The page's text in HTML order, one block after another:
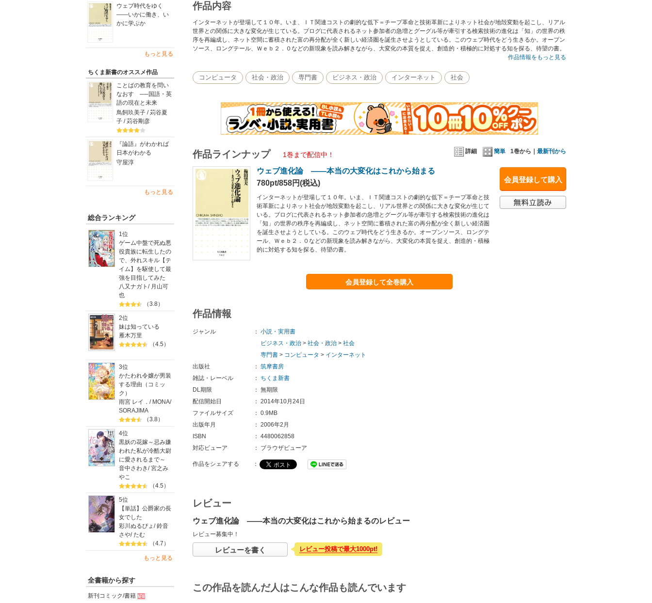
ウェブ時代をゆく
――いかに働き、い
かに学ぶか
もっと見る
ちくま新書のオススメ作品
ことばの教育を問い
なおす ──国語・英
語の現在と未来
鳥飼玖美子 / 苅谷夏
子 / 苅谷剛彦
『論語』がわかれば
日本がわかる
守屋淳
もっと見る
総合ランキング
1位
ゲーム中盤で死ぬ悪
役貴族に転生したの
で、外れスキル【テ
イム】を駆使して最
強を目指してみた
八又ナガト / 月山可
也
（3.8）
2位
妹は知っている
雁木万里
（4.5）
3位
かたわれ令嬢が男装
する理由（コミッ
ク）
雨宮 レイ． / MONA/
SORAJIMA
（3.8）
4位
黒妖の花嫁～忌み嫌
われた私が冷酷大尉
に愛されるまで～
音中さわき/宮之み
やこ
（4.5）
5位
【単話】公爵家の長
女でした
彩川ぬるぴょ /鈴音
さや/たむ
（4.7）
もっと見る
全書籍から探す
新刊コミック/書籍
作品内容
インターネットが登場して１０年。いま、ＩＴ関連コストの劇的な低下＝チープ革命と技術革新によりネット社会が地殻変動を起こし、リアル
世界との関係に大きな変化が生じている。ブログに代表されるネット参加者の急増とグーグル等が牽引する検索技術の進化は「知」の世界の秩
序を再編成し、ネット空間に蓄積された富の再分配が全く新しい経済圏を誕生させようとしている。このウェブ時代をどう生きるか。オープン
ソース、ロングテール、Ｗｅｂ２．０などの新現象を読み解きながら、大変化の本質を捉え、創造的・積極的に対処する知を探る、待望の書。
作品情報をもっと見る
コンピュータ 社会・政治 専門書 ビジネス・政治 インターネット 社会
詳細 簡単 1巻から｜ 最新刊から
作品ラインナップ 1巻まで配信中！
会員登録して購入
ウェブ進化論 ――本当の大変化はこれから始まる
780pt/858円(税込)
インターネットが登場して１０年。いま、ＩＴ関連コストの劇的な低下＝チープ革命と技
術革新によりネット社会が地殻変動を起こし、リアル世界との関係に大きな変化が生じて
いる。ブログに代表されるネット参加者の急増とグーグル等が牽引する検索技術の進化は
「知」の世界の秩序を再編成し、ネット空間に蓄積された富の再分配が全く新しい経済圏
を誕生させようとしている。このウェブ時代をどう生きるか。オープンソース、ロングテ
ール、Ｗｅｂ２．０などの新現象を読み解きながら、大変化の本質を捉え、創造的・積極
的に対処する知を探る、待望の書。
会員登録して全巻購入
作品情報
ジャンル ： 小説・実用書
ビジネス・政治 > 社会・政治 > 社会
専門書 > コンピュータ > インターネット
出版社
： 筑摩書房
雑誌・レーベル
：
ちくま新書
DL期限
： 無期限
配信開始日
： 2014年10月24日
ファイルサイズ
： 0.9MB
出版年月
： 2006年2月
ISBN
： 4480062858
対応ビューア
： ブラウザビューア
作品をシェアする ：
レビュー
ウェブ進化論 ――本当の大変化はこれから始まるのレビュー
レビュー募集中！
レビューを書く レビュー投稿で最大1000pt!
この作品を読んだ人はこんな作品も読んでいます